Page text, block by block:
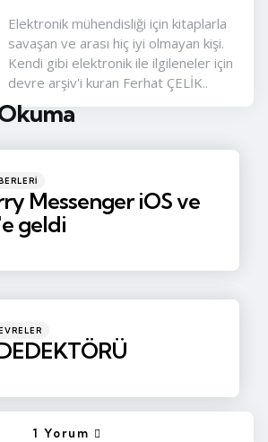
Elektronik mühendisliği için kitaplarla
savaşan ve arası hiç iyi olmayan kişi.
Kendi gibi elektronik ile ilgileneler için
devre arşiv'i kuran Ferhat ÇELİK..
Messenger iOS ve
geldi
1 Yorum